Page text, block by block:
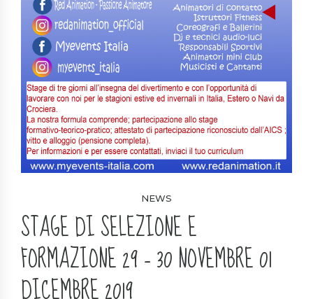
NEWS
STAGE DI SELEZIONE E
FORMAZIONE 29 – 30 NOVEMBRE 01